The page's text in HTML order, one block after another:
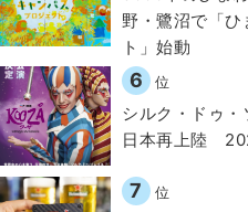
野・鷺沼で「ひ
ト」始動
6 位
シルク・ドゥ・
日本再上陸
7 位